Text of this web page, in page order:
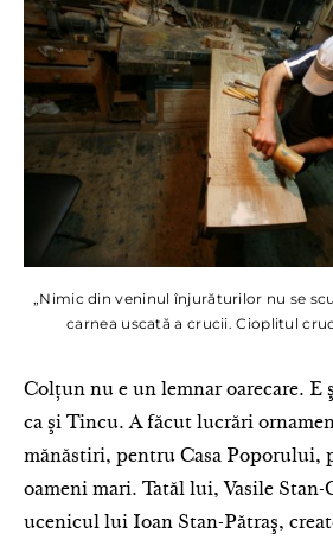
„Nimic din veninul înjurăturilor nu se
carnea uscată a crucii. Cioplitul
Colţun nu e un lemnar oarecare. E
ca şi Tincu. A făcut lucrări
mănăstiri, pentru Casa Poporului,
oameni mari. Tatăl lui, Vasile
ucenicul lui Ioan Stan-Pătraş,